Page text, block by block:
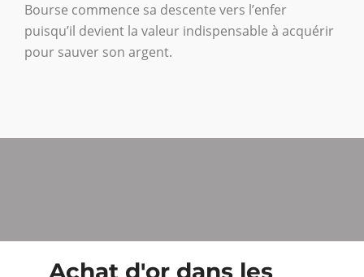
Bourse commence sa descente vers l’enfer
puisqu’il devient la valeur indispensable à acquérir
pour sauver son argent.
Achat d'or dans les